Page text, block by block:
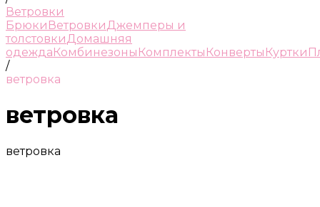
Ветровки
Брюки ВетровкиДжемперы и
толстовкиДомашняя
одеждаКомбинезоны Комплекты Конверты Куртки
/
ветровка
ветровка
ветровка